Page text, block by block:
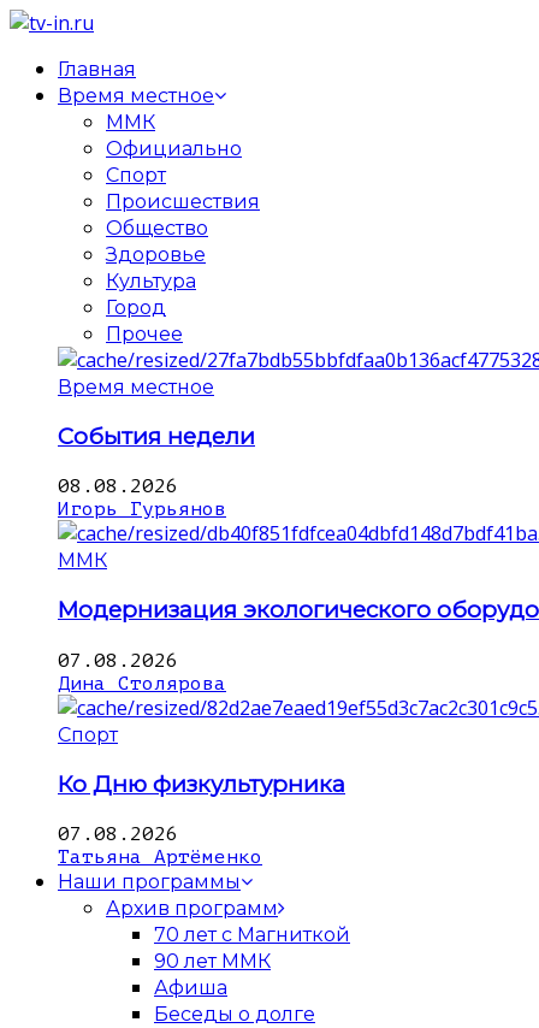
Главная
Время местное
ММК
Официально
Спорт
Происшествия
Общество
Здоровье
Культура
Город
Прочее
Время местное
События недели
08.08.2026
Игорь Гурьянов
ММК
Модернизация экологического
07.08.2026
Дина Столярова
Спорт
Ко Дню физкультурника
07.08.2026
Татьяна Артёменко
Наши программы
Архив программ
70 лет с Магниткой
90 лет ММК
Афиша
Беседы о долге